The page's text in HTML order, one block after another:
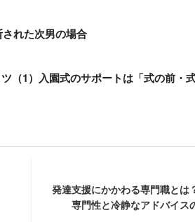
れた次男の場合
（1）入園式のサポートは「式の前・
発達支援にかかわる専門職とは
専門性と冷静なアドバイス